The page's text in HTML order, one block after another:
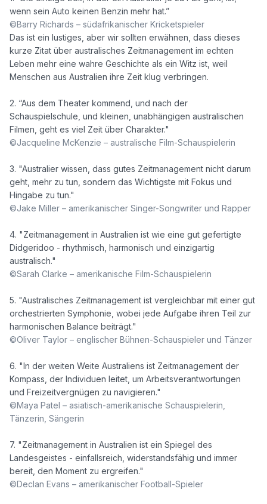
©Barry Richards – südafrikanischer Kricketspieler
Das ist ein lustiges, aber wir sollten erwähnen, dass dieses
kurze Zitat über australisches Zeitmanagement im echten
Leben mehr eine wahre Geschichte als ein Witz ist, weil
Menschen aus Australien ihre Zeit klug verbringen.
2. “Aus dem Theater kommend, und nach der
Schauspielschule, und kleinen, unabhängigen australischen
©Jacqueline McKenzie – australische Film-Schauspielerin
3. "Australier wissen, dass gutes Zeitmanagement nicht darum
geht, mehr zu tun, sondern das Wichtigste mit Fokus und
©Jake Miller – amerikanischer Singer-Songwriter und Rapper
4. "Zeitmanagement in Australien ist wie eine gut gefertigte
Didgeridoo - rhythmisch, harmonisch und einzigartig
©Sarah Clarke – amerikanische Film-Schauspielerin
5. "Australisches Zeitmanagement ist vergleichbar mit einer gut
orchestrierten Symphonie, wobei jede Aufgabe ihren Teil zur
©Oliver Taylor – englischer Bühnen-Schauspieler und Tänzer
6. "In der weiten Weite Australiens ist Zeitmanagement der
Kompass, der Individuen leitet, um Arbeitsverantwortungen
©Maya Patel – asiatisch-amerikanische Schauspielerin,
Tänzerin, Sängerin
7. "Zeitmanagement in Australien ist ein Spiegel des
Landesgeistes - einfallsreich, widerstandsfähig und immer
©Declan Evans – amerikanischer Football-Spieler